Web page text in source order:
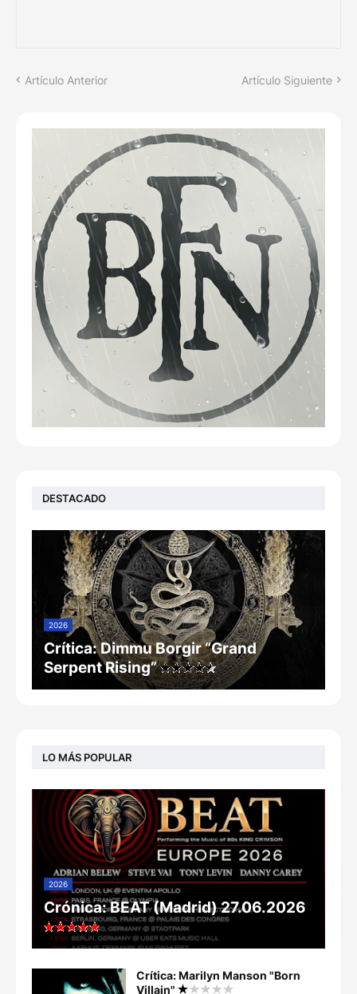
Artículo Anterior Artículo Siguiente
DESTACADO
2026
Crítica: Dimmu Borgir “Grand
Serpent Rising”
LO MÁS POPULAR
2026
Crónica: BEAT (Madrid) 27.06.2026
Crítica: Marilyn Manson "Born
Villain"